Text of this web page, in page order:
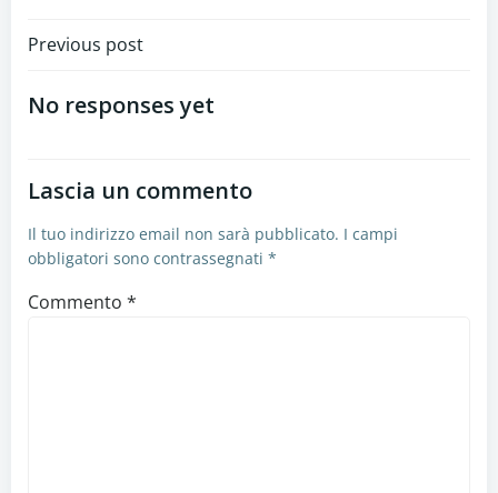
Navigazione
articoli
Previous post
No responses yet
Lascia un commento
Il tuo indirizzo email non sarà pubblicato. I campi
obbligatori sono contrassegnati *
Commento *